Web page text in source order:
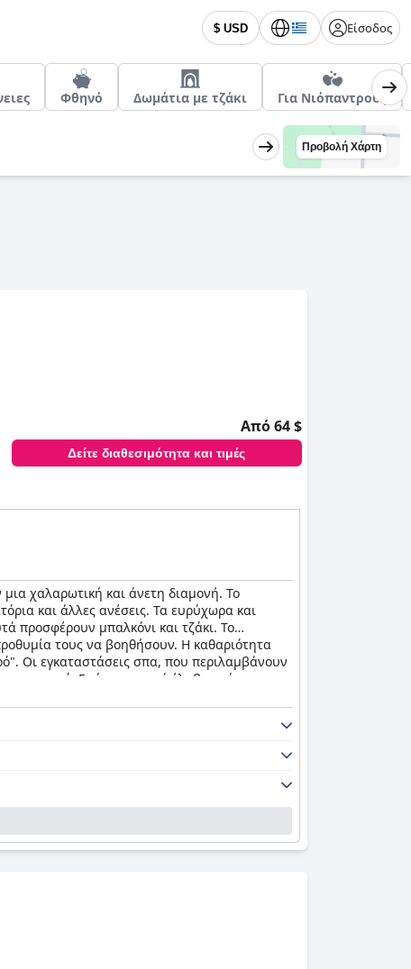
$ USD Είσοδος
Φθηνό Δωμάτια με τζάκι Για Νιόπαντρους
Προβολή Χάρτη
Από 64 $
Δείτε διαθεσιμότητα και τιμές
μια χαλαρωτική και άνετη διαμονή. Το
και άλλες ανέσεις. Τα ευρύχωρα και
προσφέρουν μπαλκόνι και τζάκι. Το
τους να βοηθήσουν. Η καθαριότητα
Οι εγκαταστάσεις σπα, που περιλαμβάνουν
Ενώ το πρωινό έλαβε ανάμεικτες
ως άνετα, αν και μερικοί επισκέπτες τα
προτεραιότητα στην καθαριότητα, τη